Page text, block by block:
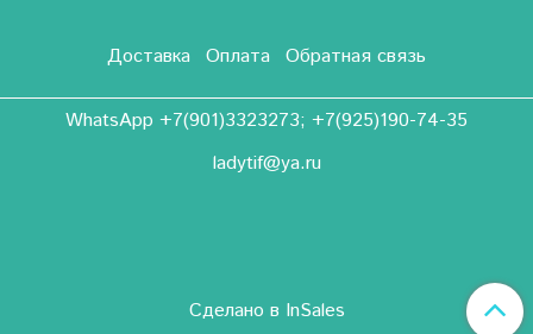
Доставка Оплата Обратная связь
WhatsApp +7(901)3323273; +7(925)190-74-35
ladytif@ya.ru
Сделано в InSales